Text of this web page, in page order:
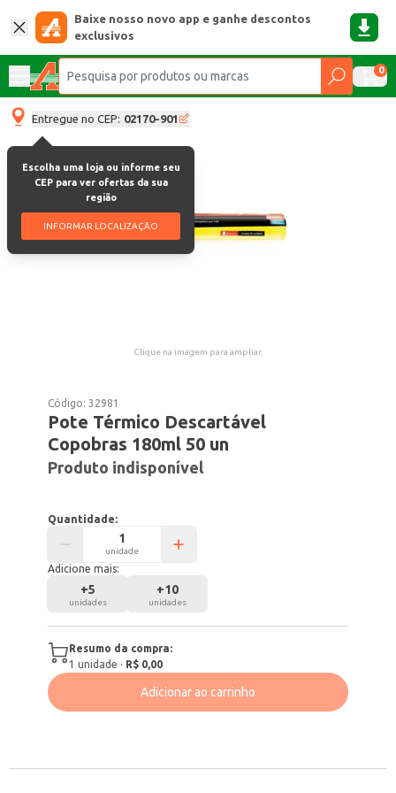
Baixe nosso novo app e ganhe descontos
exclusivos
0
Entregue no CEP: 02170-901
Escolha uma loja ou informe seu
CEP para ver ofertas da sua
região
INFORMAR LOCALIZAÇÃO
Clique na imagem para ampliar.
Código:32981
Pote Térmico Descartável
Copobras 180ml 50 un
Produto indisponível
Quantidade:
unidade
Adicione mais:
+5
unidades
+10
unidades
Resumo da compra:
1 unidade · R$ 0,00
Adicionar ao carrinho